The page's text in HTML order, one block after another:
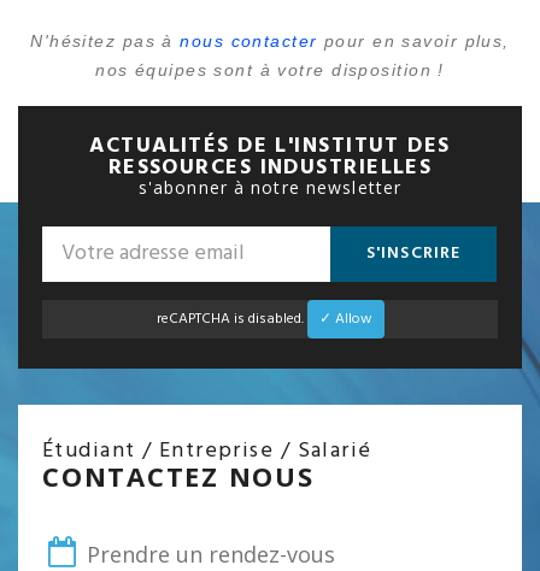
N'hésitez pas ànous contacter pour en savoir plus,
nos équipes sont à votre disposition !
ACTUALITÉS DE L'INSTITUT DES
RESSOURCES INDUSTRIELLES
s'abonner à notre newsletter
S'INSCRIRE
reCAPTCHA is disabled. ✓ Allow
Étudiant / Entreprise / Salarié
CONTACTEZ NOUS
Prendre un rendez-vous